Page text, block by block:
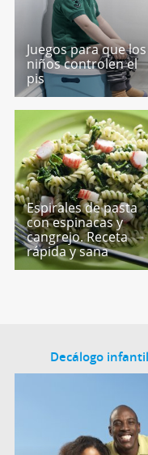
Juegos para que los
niños controlen el
pis
Espirales de pasta
con espinacas y
cangrejo. Receta
rápida y sana
Decálogo